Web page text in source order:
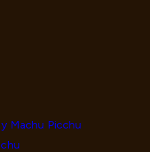
Machu Picchu